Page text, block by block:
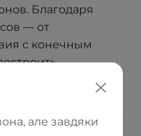
Благодаря
— от
с конечным
але завдяки